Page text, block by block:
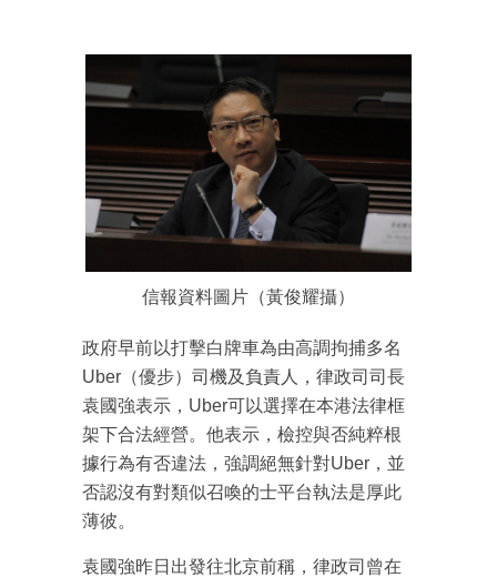
信報資料圖片（黃俊耀攝）
政府早前以打擊白牌車為由高調拘捕多名
Uber（優步）司機及負責人，律政司司長
袁國強表示，Uber可以選擇在本港法律框
架下合法經營。他表示，檢控與否純粹根
據行為有否違法，強調絕無針對Uber，並
否認沒有對類似召喚的士平台執法是厚此
薄彼。
袁國強昨日出發往北京前稱，律政司曾在